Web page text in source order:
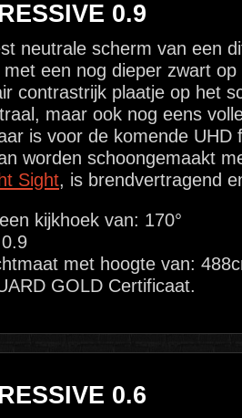
0.9
neutrale scherm van een
een nog dieper zwart
contrastrijk plaatje op het
maar ook nog eens
is voor de komende UHD
worden schoongemaakt
Sight, is brendvertragend
kijkhoek van: 170°
met hoogte van:
GOLD Certificaat.
0.6